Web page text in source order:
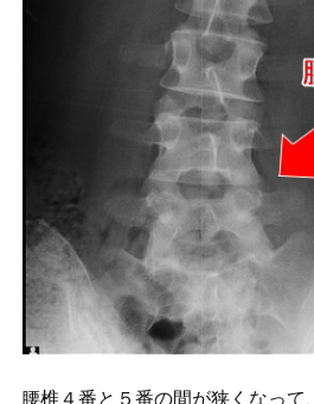
腰椎４番と５番の間が狭くなって